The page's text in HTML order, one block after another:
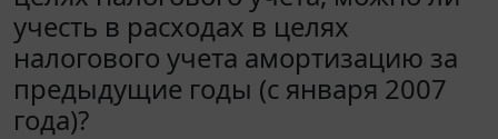
учесть в расходах в целях
налогового учета амортизацию за
предыдущие годы (с января 2007
года)?